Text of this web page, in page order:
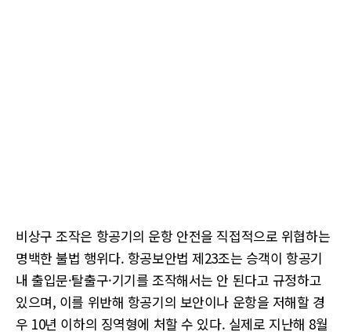
비상구 조작은 항공기의 운항 안전을 직접적으로 위협하는
명백한 불법 행위다. 항공보안법 제23조는 승객이 항공기
내 출입문·탈출구·기기를 조작해서는 안 된다고 규정하고
있으며, 이를 위반해 항공기의 보안이나 운항을 저해할 경
우 10년 이하의 징역형에 처할 수 있다. 실제로 지난해 8월